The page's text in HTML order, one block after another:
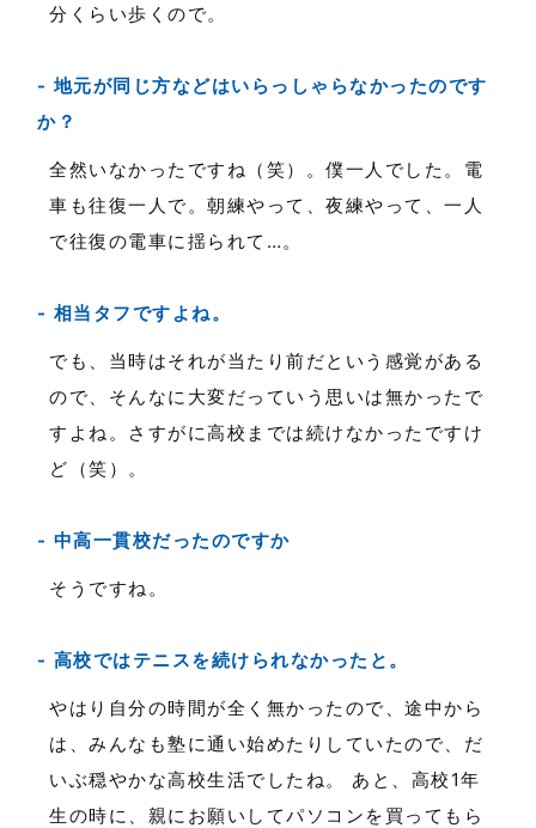
分くらい歩くので。
地元が同じ方などはいらっしゃらなかったのです
か？
全然いなかったですね（笑）。僕一人でした。電
車も往復一人で。朝練やって、夜練やって、一人
で往復の電車に揺られて…。
相当タフですよね。
でも、当時はそれが当たり前だという感覚がある
ので、そんなに大変だっていう思いは無かったで
すよね。さすがに高校までは続けなかったですけ
ど（笑）。
中高一貫校だったのですか
そうですね。
高校ではテニスを続けられなかったと。
やはり自分の時間が全く無かったので、途中から
は、みんなも塾に通い始めたりしていたので、だ
いぶ穏やかな高校生活でしたね。 あと、高校1年
生の時に、親にお願いしてパソコンを買ってもら